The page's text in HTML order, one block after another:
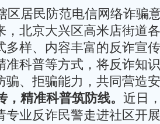
居民防范电信网络诈骗
，北京大兴区高米店街道
多样、内容丰富的反诈宣
准科普等方式，将反诈知
骗、拒骗能力，共同营造
精准科普筑防线。 近日
专业反诈民警走进社区开